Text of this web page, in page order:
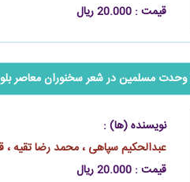
قیمت : 20.000 ریال
وحدت مسلمین در شعر سخنوران معاصر
نویسنده (ها) :
عبدالحکیم سپاهی ، محمد رضا تقیه ،
قیمت : 20.000 ریال